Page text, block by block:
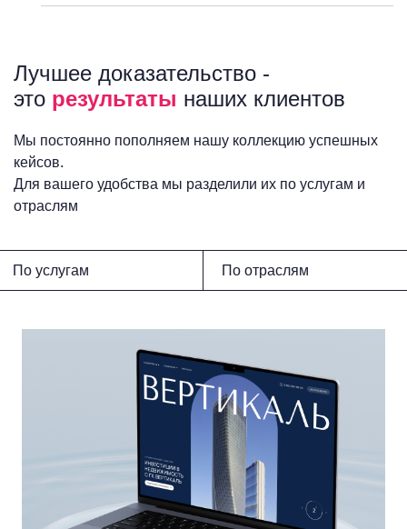
Лучшее доказательство -
это результаты наших клиентов
Мы постоянно пополняем нашу коллекцию успешных
кейсов.
Для вашего удобства мы разделили их по услугам и
отраслям
По услугам По отраслям